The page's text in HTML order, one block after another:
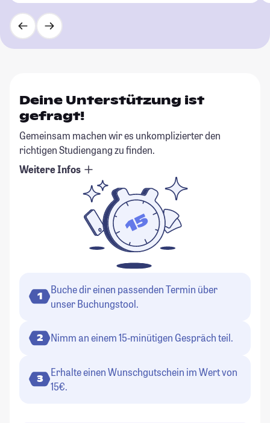
Deine Unterstützung ist
gefragt!
Gemeinsam machen wir es unkomplizierter den
richtigen Studiengang zu finden.
Weitere Infos
1
Buche dir einen passenden Termin über
unser Buchungstool.
2 Nimm an einem 15-minütigen Gespräch teil.
3
Erhalte einen Wunschgutschein im Wert von
15€.